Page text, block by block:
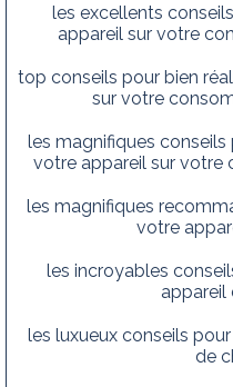
les excellents
appareil sur votre
top conseils pour bien
sur votre
les magnifiques conseils
votre appareil sur votre
les magnifiques
votre
les incroyables
appareil
les luxueux conseils
de